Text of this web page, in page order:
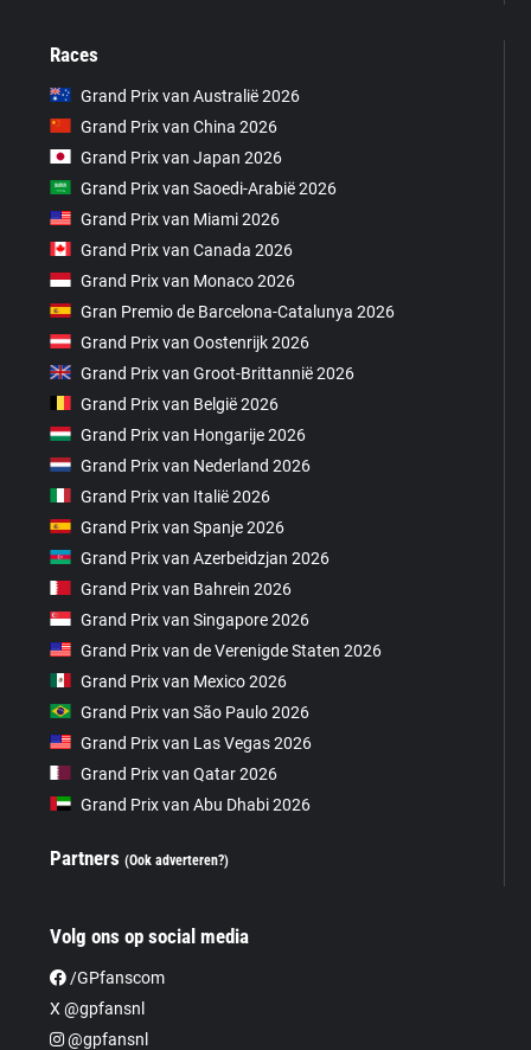
Races
Grand Prix van Australië 2026
Grand Prix van China 2026
Grand Prix van Japan 2026
Grand Prix van Saoedi-Arabië 2026
Grand Prix van Miami 2026
Grand Prix van Canada 2026
Grand Prix van Monaco 2026
Gran Premio de Barcelona-Catalunya 2026
Grand Prix van Oostenrijk 2026
Grand Prix van Groot-Brittannië 2026
Grand Prix van België 2026
Grand Prix van Hongarije 2026
Grand Prix van Nederland 2026
Grand Prix van Italië 2026
Grand Prix van Spanje 2026
Grand Prix van Azerbeidzjan 2026
Grand Prix van Bahrein 2026
Grand Prix van Singapore 2026
Grand Prix van de Verenigde Staten 2026
Grand Prix van Mexico 2026
Grand Prix van São Paulo 2026
Grand Prix van Las Vegas 2026
Grand Prix van Qatar 2026
Grand Prix van Abu Dhabi 2026
Partners(Ook adverteren?)
Volg ons op social media
/GPfanscom
X @gpfansnl
@gpfansnl